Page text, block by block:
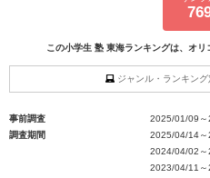
この小学生 塾 東海ランキングは、オリ
ジャンル・ランキン
事前調査
2025/01/09
調査期間
2025/04/14
2024/04/02
2023/04/11